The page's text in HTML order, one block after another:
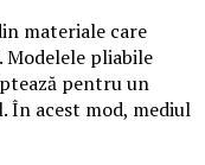
materiale care
Modelele pliabile
pentru un
În acest mod, mediul